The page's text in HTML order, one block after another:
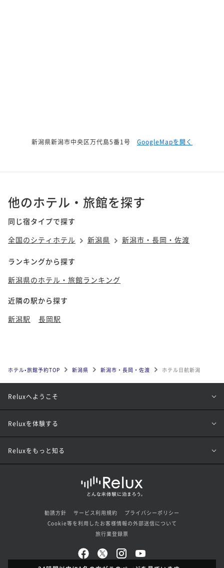
新潟県新潟市中央区万代島5番1号 GoogleMapを開く
他のホテル・旅館を探す
同じ宿タイプで探す
全国のシティホテル
新潟県 新潟市・長岡・佐渡
ランキングから探す
新潟県のホテル・旅館ランキング
近隣の駅から探す
新潟駅
長岡駅
ホテル•旅館予約TOP 新潟県 新潟市・長岡・佐渡 ホテル日航新潟
Reluxへようこそ
Reluxを体験する
Reluxをもっと知る
勧誘方針 サービス利用規約
プライバシーポリシー
Cookie等を利用したお客様情報の外部送信について
旅行業登録票